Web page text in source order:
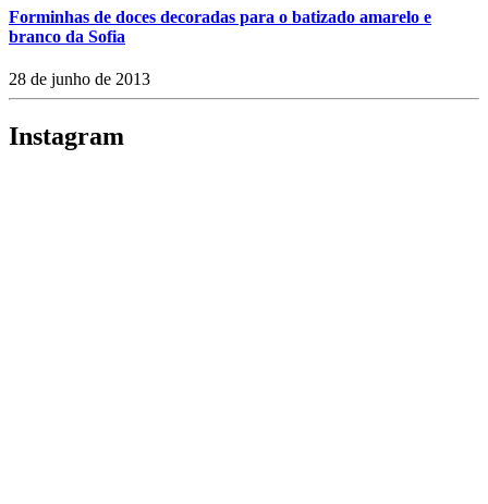
Forminhas de doces decoradas para o batizado amarelo e
branco da Sofia
28 de junho de 2013
Instagram